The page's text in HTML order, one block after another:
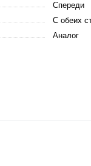
Спереди
С обеих
Аналог